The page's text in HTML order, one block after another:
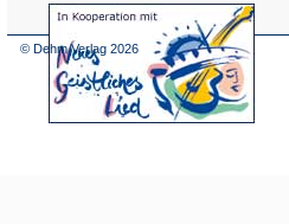
(Öffnet
in
© Dehm Verlag 2026